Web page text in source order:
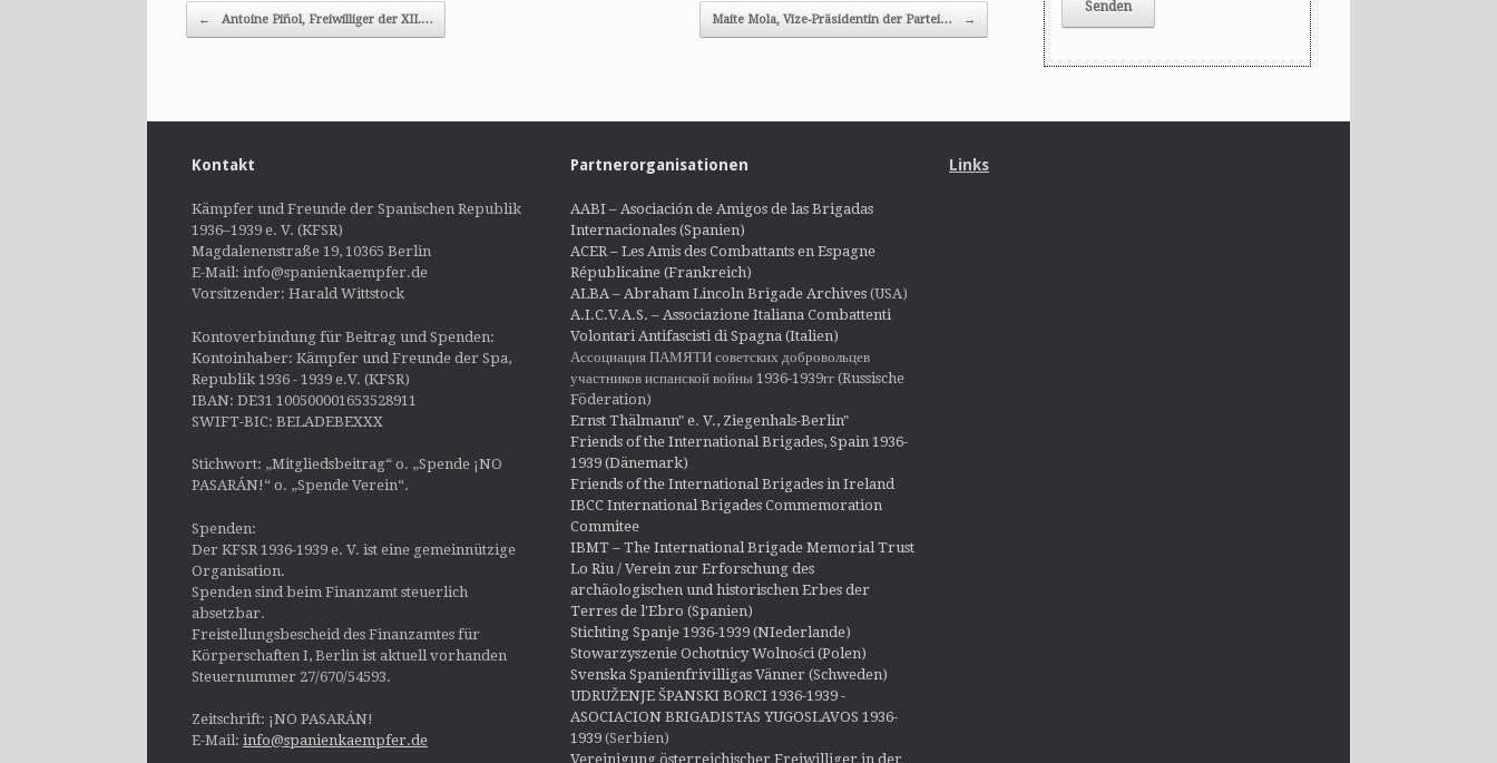
Post navigation
← Antoine Piñol, Freiwilliger der XII.… Maite Mola, Vize-Präsidentin der Partei… →
Kontakt
Kämpfer und Freunde der Spanischen Republik
1936–1939 e. V. (KFSR)
Magdalenenstraße 19, 10365 Berlin
E-Mail: info@spanienkaempfer.de
Vorsitzender: Harald Wittstock
Kontoverbindung für Beitrag und Spenden:
Kontoinhaber: Kämpfer und Freunde der Spa,
Republik 1936 - 1939 e.V. (KFSR)
IBAN: DE31 100500001653528911
SWIFT-BIC: BELADEBEXXX
Stichwort: „Mitgliedsbeitrag“ o. „Spende ¡NO
PASARÁN!“ o. „Spende Verein“.
Spenden:
Der KFSR 1936-1939 e. V. ist eine gemeinnützige
Organisation.
Spenden sind beim Finanzamt steuerlich
absetzbar.
Freistellungsbescheid des Finanzamtes für
Körperschaften I, Berlin ist aktuell vorhanden
Steuernummer 27/670/54593.
Zeitschrift: ¡NO PASARÁN!
E-Mail: info@spanienkaempfer.de
Partnerorganisationen
AABI – Asociación de Amigos de las Brigadas
Internacionales (Spanien)
ACER – Les Amis des Combattants en Espagne
Républicaine (Frankreich)
ALBA – Abraham Lincoln Brigade Archives(USA)
A.I.C.V.A.S. – Associazione Italiana Combattenti
Volontari Antifascisti di Spagna (Italien)
Ассоциация ПАМЯТИ советских добровольцев
участников испанской войны 1936-1939гг (Russische
Föderation)
Ernst Thälmann" e. V., Ziegenhals-Berlin"
Friends of the International Brigades, Spain 1936-
1939 (Dänemark)
Friends of the International Brigades in Ireland
IBCC International Brigades Commemoration
Commitee
IBMT – The International Brigade Memorial Trust
Lo Riu / Verein zur Erforschung des
archäologischen und historischen Erbes der
Terres de l'Ebro (Spanien)
Stichting Spanje 1936-1939 (NIederlande)
Stowarzyszenie Ochotnicy Wolności (Polen)
Svenska Spanienfrivilligas Vänner (Schweden)
UDRUŽENJE ŠPANSKI BORCI 1936-1939 -
ASOCIACION BRIGADISTAS YUGOSLAVOS 1936-
1939(Serbien)
Vereinigung österreichischer Freiwilliger in der
Links